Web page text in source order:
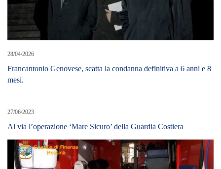
28/04/2026
Francantonio Genovese, scatta la condanna definitiva a 6 anni e 8
mesi.
27/06/2023
Al via l’operazione ‘Mare Sicuro’ della Guardia Costiera